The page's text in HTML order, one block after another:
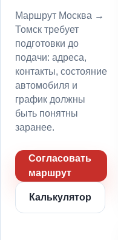
Маршрут Москва →
Томск требует
подготовки до
подачи: адреса,
контакты, состояние
автомобиля и
график должны
быть понятны
заранее.
Согласовать
маршрут
Калькулятор